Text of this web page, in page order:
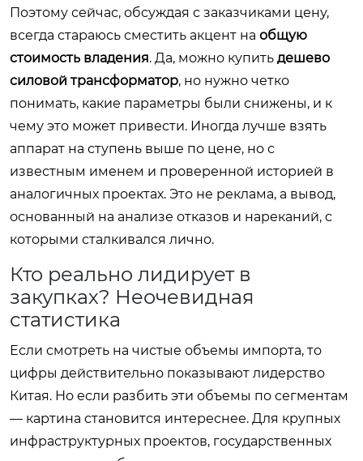
Поэтому сейчас, обсуждая с заказчиками цену,
всегда стараюсь сместить акцент на общую
стоимость владения. Да, можно купить дешево
силовой трансформатор, но нужно четко
понимать, какие параметры были снижены, и к
чему это может привести. Иногда лучше взять
аппарат на ступень выше по цене, но с
известным именем и проверенной историей в
аналогичных проектах. Это не реклама, а вывод,
основанный на анализе отказов и нареканий, с
которыми сталкивался лично.
Кто реально лидирует в
закупках? Неочевидная
статистика
Если смотреть на чистые объемы импорта, то
цифры действительно показывают лидерство
Китая. Но если разбить эти объемы по сегментам
— картина становится интереснее. Для крупных
инфраструктурных проектов, государственных